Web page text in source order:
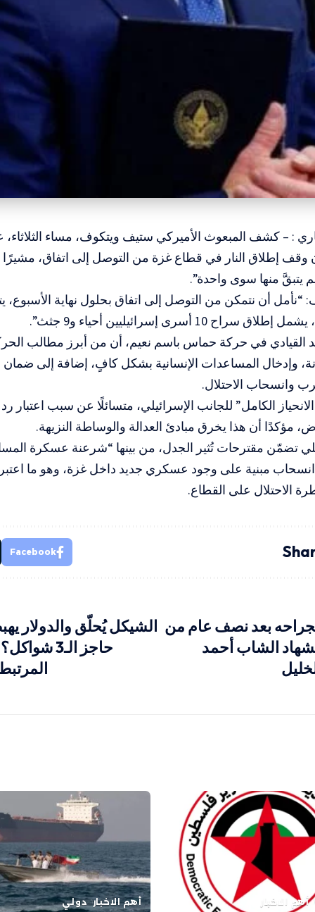
: – كشف المبعوث الأميركي ستيف ويتكوف، مساء
يتبقَّ منها سوى واحدة”.
“نأمل أن نتمكن من التوصل إلى اتفاق بحلول نهاية الأسبوع،
القيادي في حركة حماس باسم نعيم، أن من أبرز مطالب
وإدخال المساعدات الإنسانية بشكل كافٍ، إضافة إلى
وانسحاب الاحتلال.
الكامل” للجانب الإسرائيلي، متسائلًا عن سبب اعتبار رد
مؤكدًا أن هذا يخرق مبادئ العدالة والوساطة النزيهة.
تضمّن مقترحات تُثير الجدل، من بينها “شرعنة عسكرة
مبنية على وجود عسكري جديد داخل غزة، وهو ما
الاحتلال على القطاع.
Facebook
بجراحه بعد نصف عام من
الشاب أحمد
الشيكل يُحلّق والدولار
حاجز الـ3
أهم الاخبار أهم الاخبار دولي